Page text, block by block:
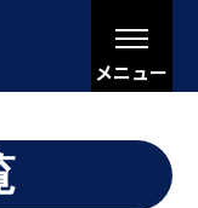
メニュー